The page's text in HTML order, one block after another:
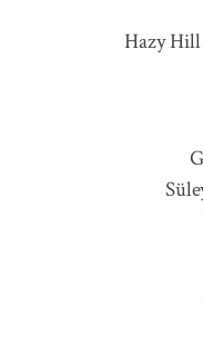
Hazy Hill